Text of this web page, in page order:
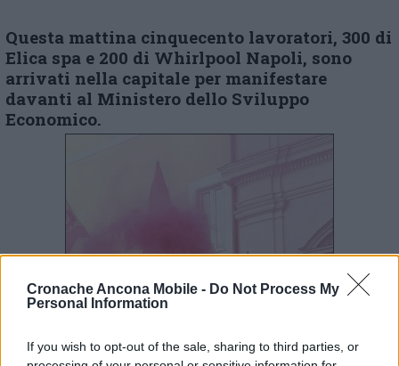
Cronache Ancona Mobile - Do Not Process My
Personal Information
If you wish to opt-out of the sale, sharing to third parties, or
Questa mattina cinquecento lavoratori, 300 di
Elica spa e 200 di Whirlpool Napoli, sono
arrivati nella capitale per manifestare
davanti al Ministero dello Sviluppo
Economico.